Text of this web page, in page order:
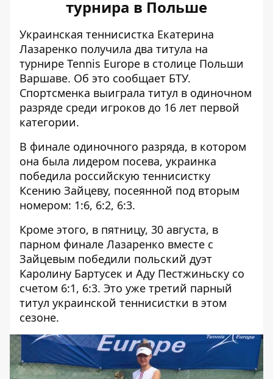
турнира в Польше
Украинская теннисистка Екатерина
Лазаренко получила два титула на
турнире Tennis Europe в столице Польши
Варшаве. Об это сообщает БТУ.
Спортсменка выиграла титул в одиночном
разряде среди игроков до 16 лет первой
категории.
В финале одиночного разряда, в котором
она была лидером посева, украинка
победила российскую теннисистку
Ксению Зайцеву, посеянной под вторым
номером: 1:6, 6:2, 6:3.
Кроме этого, в пятницу, 30 августа, в
парном финале Лазаренко вместе с
Зайцевым победили польский дуэт
Каролину Бартусек и Аду Пестжиньску со
счетом 6:1, 6:3. Это уже третий парный
титул украинской теннисистки в этом
сезоне.